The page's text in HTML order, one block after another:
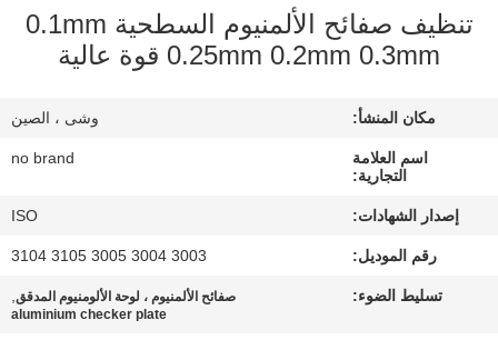
جولة
مراقبة
الجودة
اتصل
تنظيف صفائح الألمنيوم السطحية 0.1mm
0.25mm 0.2mm 0.3mm قوة عالية
مكان المنشأ: وشى ، الصين
اسم العلامة
التجارية:
no brand
إصدار الشهادات: ISO
رقم الموديل: 3003 3004 3005 3105 3104
تسليط الضوء: صفائح الألمنيوم ، لوحة الألومنيوم المدقق,
aluminium checker plate